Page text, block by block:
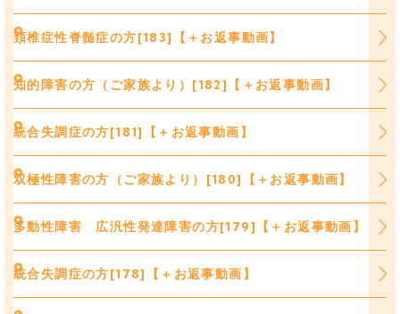
頚椎症性脊髄症の方[183]【＋お返事動画】
知的障害の方（ご家族より）[182]【＋お返事動画】
統合失調症の方[181]【＋お返事動画】
双極性障害の方（ご家族より）[180]【＋お返事動画】
多動性障害 広汎性発達障害の方[179]【＋お返事動画】
統合失調症の方[178]【＋お返事動画】